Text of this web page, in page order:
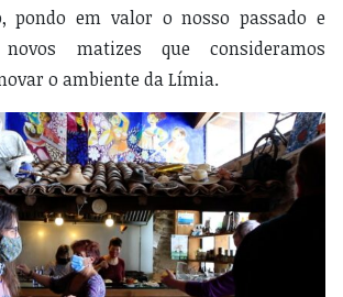
pondo em valor o nosso passado e
novos matizes que consideramos
o ambiente da Límia.